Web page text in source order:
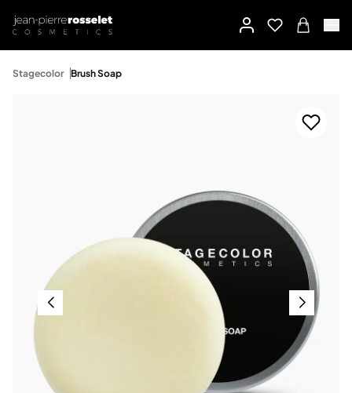
Stagecolor Brush Soap